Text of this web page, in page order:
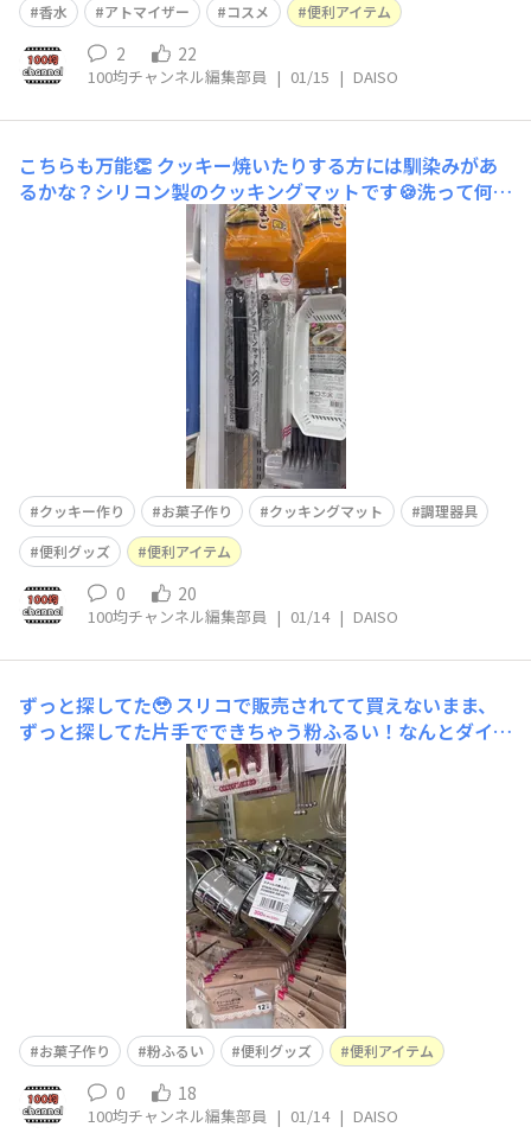
香水 アトマイザー コスメ 便利アイテム
2 22
100均チャンネル編集部員 | 01/15 | DAISO
こちらも万能👏 クッキー焼いたりする方には馴染みがあ
るかな？シリコン製のクッキングマットです🍪洗って何度
も使えるからエコだし、シリコン製なので、鍋敷、瓶の蓋
開け、滑り止め…と何役も果たしてくれます✨持ってて損
クッキー作り お菓子作り クッキングマット
調理器具
便利グッズ
便利アイテム
0 20
100均チャンネル編集部員 | 01/14 | DAISO
ずっと探してた🥹 スリコで販売されてて買えないまま、
ずっと探してた片手でできちゃう粉ふるい！なんとダイソ
ーで見つけちゃいました✨嬉しすぎる〜💓片手でシャカシ
ャカするだけで、大きなダマは勝手に潰される優れもの！
落ちてくる口も狭いからボウルから溢れる心配もなし🙆‍♀️
お菓子作りする人は必需品かもです💡
お菓子作り 粉ふるい 便利グッズ 便利アイテム
0 18
100均チャンネル編集部員 | 01/14 | DAISO